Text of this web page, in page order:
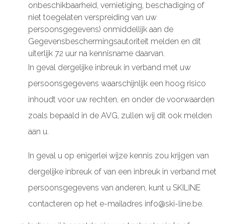
onbeschikbaarheid, vernietiging, beschadiging of
niet toegelaten verspreiding van uw
persoonsgegevens) onmiddellijk aan de
Gegevensbeschermingsautoriteit melden en dit
uiterlijk 72 uur na kennisname daarvan.
In geval dergelijke inbreuk in verband met uw
persoonsgegevens waarschijnlijk een hoog risico
inhoudt voor uw rechten, en onder de voorwaarden
zoals bepaald in de AVG, zullen wij dit ook melden
aan u.
In geval u op enigerlei wijze kennis zou krijgen van
dergelijke inbreuk of van een inbreuk in verband met
persoonsgegevens van anderen, kunt u SKILINE
contacteren op het e-mailadres info@ski-line.be.